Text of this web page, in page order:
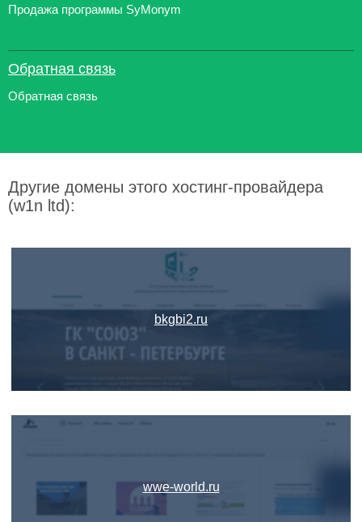
Продажа программы SyMonym
Обратная связь
Обратная связь
Другие домены этого хостинг-провайдера
(w1n ltd):
bkgbi2.ru
wwe-world.ru